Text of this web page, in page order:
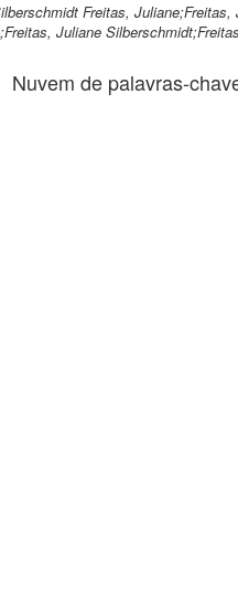
Freitas,
Juliane
Nuvem de palavras-